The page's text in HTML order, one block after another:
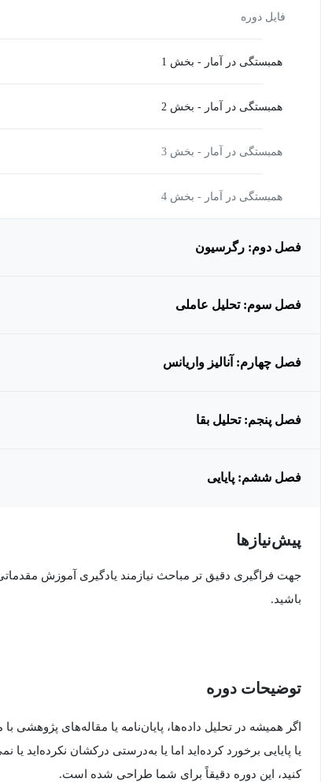
فایل دوره
همبستگی در آمار - بخش 1
همبستگی در آمار - بخش 2
همبستگی در آمار - بخش 3
همبستگی در آمار - بخش 4
فصل دوم: رگرسیون
فصل سوم: تحلیل عاملی
فصل چهارم: آنالیز واریانس
فصل پنجم: تحلیل بقا
فصل ششم: پایایی
پیش‌نیاز‌ها
باشید.
توضیحات دوره
یا پایایی برخورد کرده‌اید اما یا به‌درستی درکشان نکرده‌اید یا
کنید، این دوره دقیقاً برای شما طراحی شده است.